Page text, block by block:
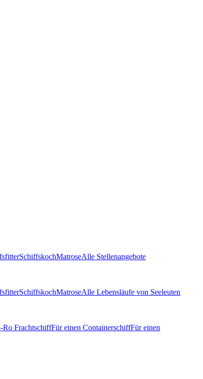
SchiffskochMatroseAlle Stellenangebote
SchiffskochMatroseAlle Lebensläufe von Seeleuten
Ro FrachtschiffFür einen ContainerschiffFür einen